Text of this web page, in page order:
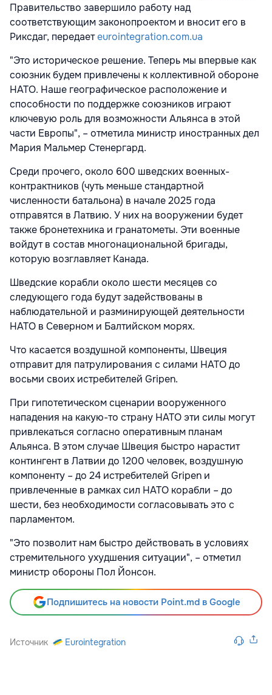
Правительство завершило работу над
соответствующим законопроектом и вносит его в
Риксдаг, передаетeurointegration.com.ua
"Это историческое решение. Теперь мы впервые как
союзник будем привлечены к коллективной обороне
НАТО. Наше географическое расположение и
способности по поддержке союзников играют
ключевую роль для возможности Альянса в этой
части Европы", – отметила министр иностранных дел
Мария Мальмер Стенергард.
Среди прочего, около 600 шведских военных-
контрактников (чуть меньше стандартной
численности батальона) в начале 2025 года
отправятся в Латвию. У них на вооружении будет
также бронетехника и гранатометы. Эти военные
войдут в состав многонациональной бригады,
которую возглавляет Канада.
Шведские корабли около шести месяцев со
следующего года будут задействованы в
наблюдательной и разминирующей деятельности
НАТО в Северном и Балтийском морях.
Что касается воздушной компоненты, Швеция
отправит для патрулирования с силами НАТО до
восьми своих истребителей Gripen.
При гипотетическом сценарии вооруженного
нападения на какую-то страну НАТО эти силы могут
привлекаться согласно оперативным планам
Альянса. В этом случае Швеция быстро нарастит
контингент в Латвии до 1200 человек, воздушную
компоненту – до 24 истребителей Gripen и
привлеченные в рамках сил НАТО корабли – до
шести, без необходимости согласовывать это с
парламентом.
"Это позволит нам быстро действовать в условиях
стремительного ухудшения ситуации", – отметил
министр обороны Пол Йонсон.
Подпишитесь на новости Point.md в Google
Источник Eurointegration